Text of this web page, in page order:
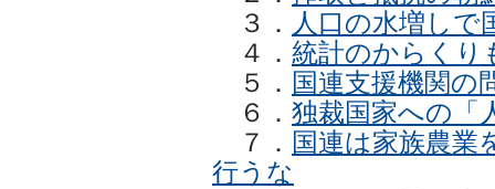
３． 人口の水増しで
４． 統計のからくり
５． 国連支援機関の
６． 独裁国家への「
７． 国連は家族農業
行うな